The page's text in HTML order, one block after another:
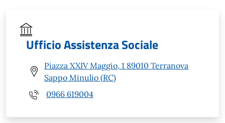
Ufficio Assistenza Sociale
Piazza XXIV Maggio, 1 89010 Terranova
Sappo Minulio (RC)
0966 619004